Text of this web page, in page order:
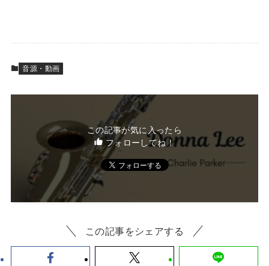
音源・動画
この記事が気に入ったら
フォローしてね！
この記事をシェアする